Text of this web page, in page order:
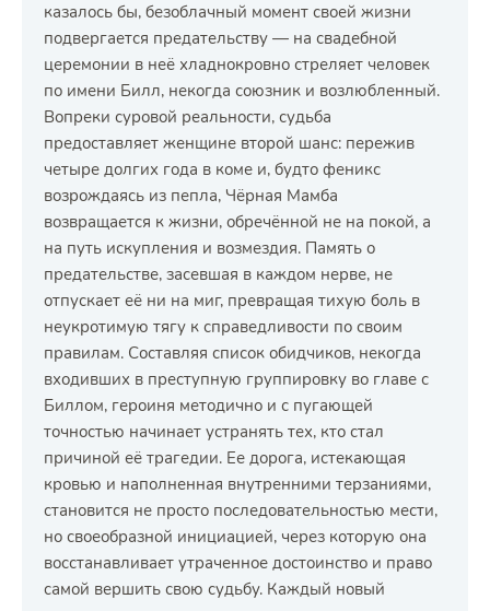
казалось бы, безоблачный момент своей жизни
подвергается предательству — на свадебной
церемонии в неё хладнокровно стреляет человек
по имени Билл, некогда союзник и возлюбленный.
Вопреки суровой реальности, судьба
предоставляет женщине второй шанс: пережив
четыре долгих года в коме и, будто феникс
возрождаясь из пепла, Чёрная Мамба
возвращается к жизни, обречённой не на покой, а
на путь искупления и возмездия. Память о
предательстве, засевшая в каждом нерве, не
отпускает её ни на миг, превращая тихую боль в
неукротимую тягу к справедливости по своим
правилам. Составляя список обидчиков, некогда
входивших в преступную группировку во главе с
Биллом, героиня методично и с пугающей
точностью начинает устранять тех, кто стал
причиной её трагедии. Ее дорога, истекающая
кровью и наполненная внутренними терзаниями,
становится не просто последовательностью мести,
но своеобразной инициацией, через которую она
восстанавливает утраченное достоинство и право
самой вершить свою судьбу. Каждый новый